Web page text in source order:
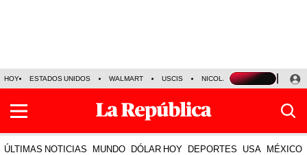
HOY ESTADOS UNIDOS WALMART USCIS NICOLÁS MADURO P-8
ÚLTIMAS NOTICIAS MUNDO DÓLAR HOY DEPORTES USA MÉXICO